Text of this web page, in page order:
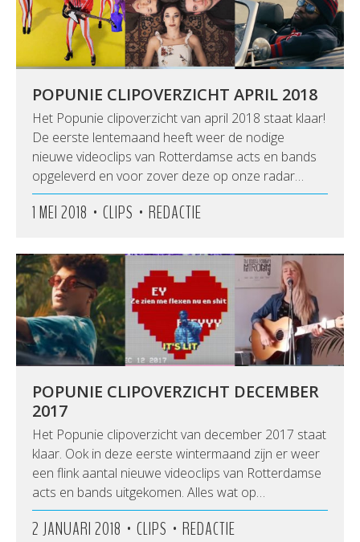
POPUNIE CLIPOVERZICHT APRIL 2018
Het Popunie clipoverzicht van april 2018 staat klaar!
De eerste lentemaand heeft weer de nodige
nieuwe videoclips van Rotterdamse acts en bands
opgeleverd en voor zover deze op onze radar…
1 MEI 2018 • CLIPS • REDACTIE
POPUNIE CLIPOVERZICHT DECEMBER
2017
Het Popunie clipoverzicht van december 2017 staat
klaar. Ook in deze eerste wintermaand zijn er weer
een flink aantal nieuwe videoclips van Rotterdamse
acts en bands uitgekomen. Alles wat op…
2 JANUARI 2018 • CLIPS • REDACTIE